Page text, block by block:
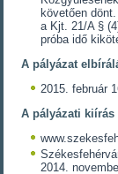
követően
a Kjt. 21/A §
próba idő
A pályázat
2015. február
A pályázati kiírás
2014.